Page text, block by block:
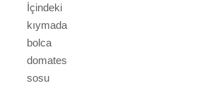
İçindeki
kıymada
bolca
domates
sosu